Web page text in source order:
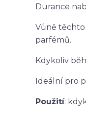
Durance
Vůně těchto
parfémů.
Kdykoliv
Ideální pro
Použití: